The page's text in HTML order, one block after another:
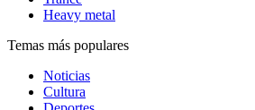
Heavy metal
Temas más populares
Noticias
Cultura